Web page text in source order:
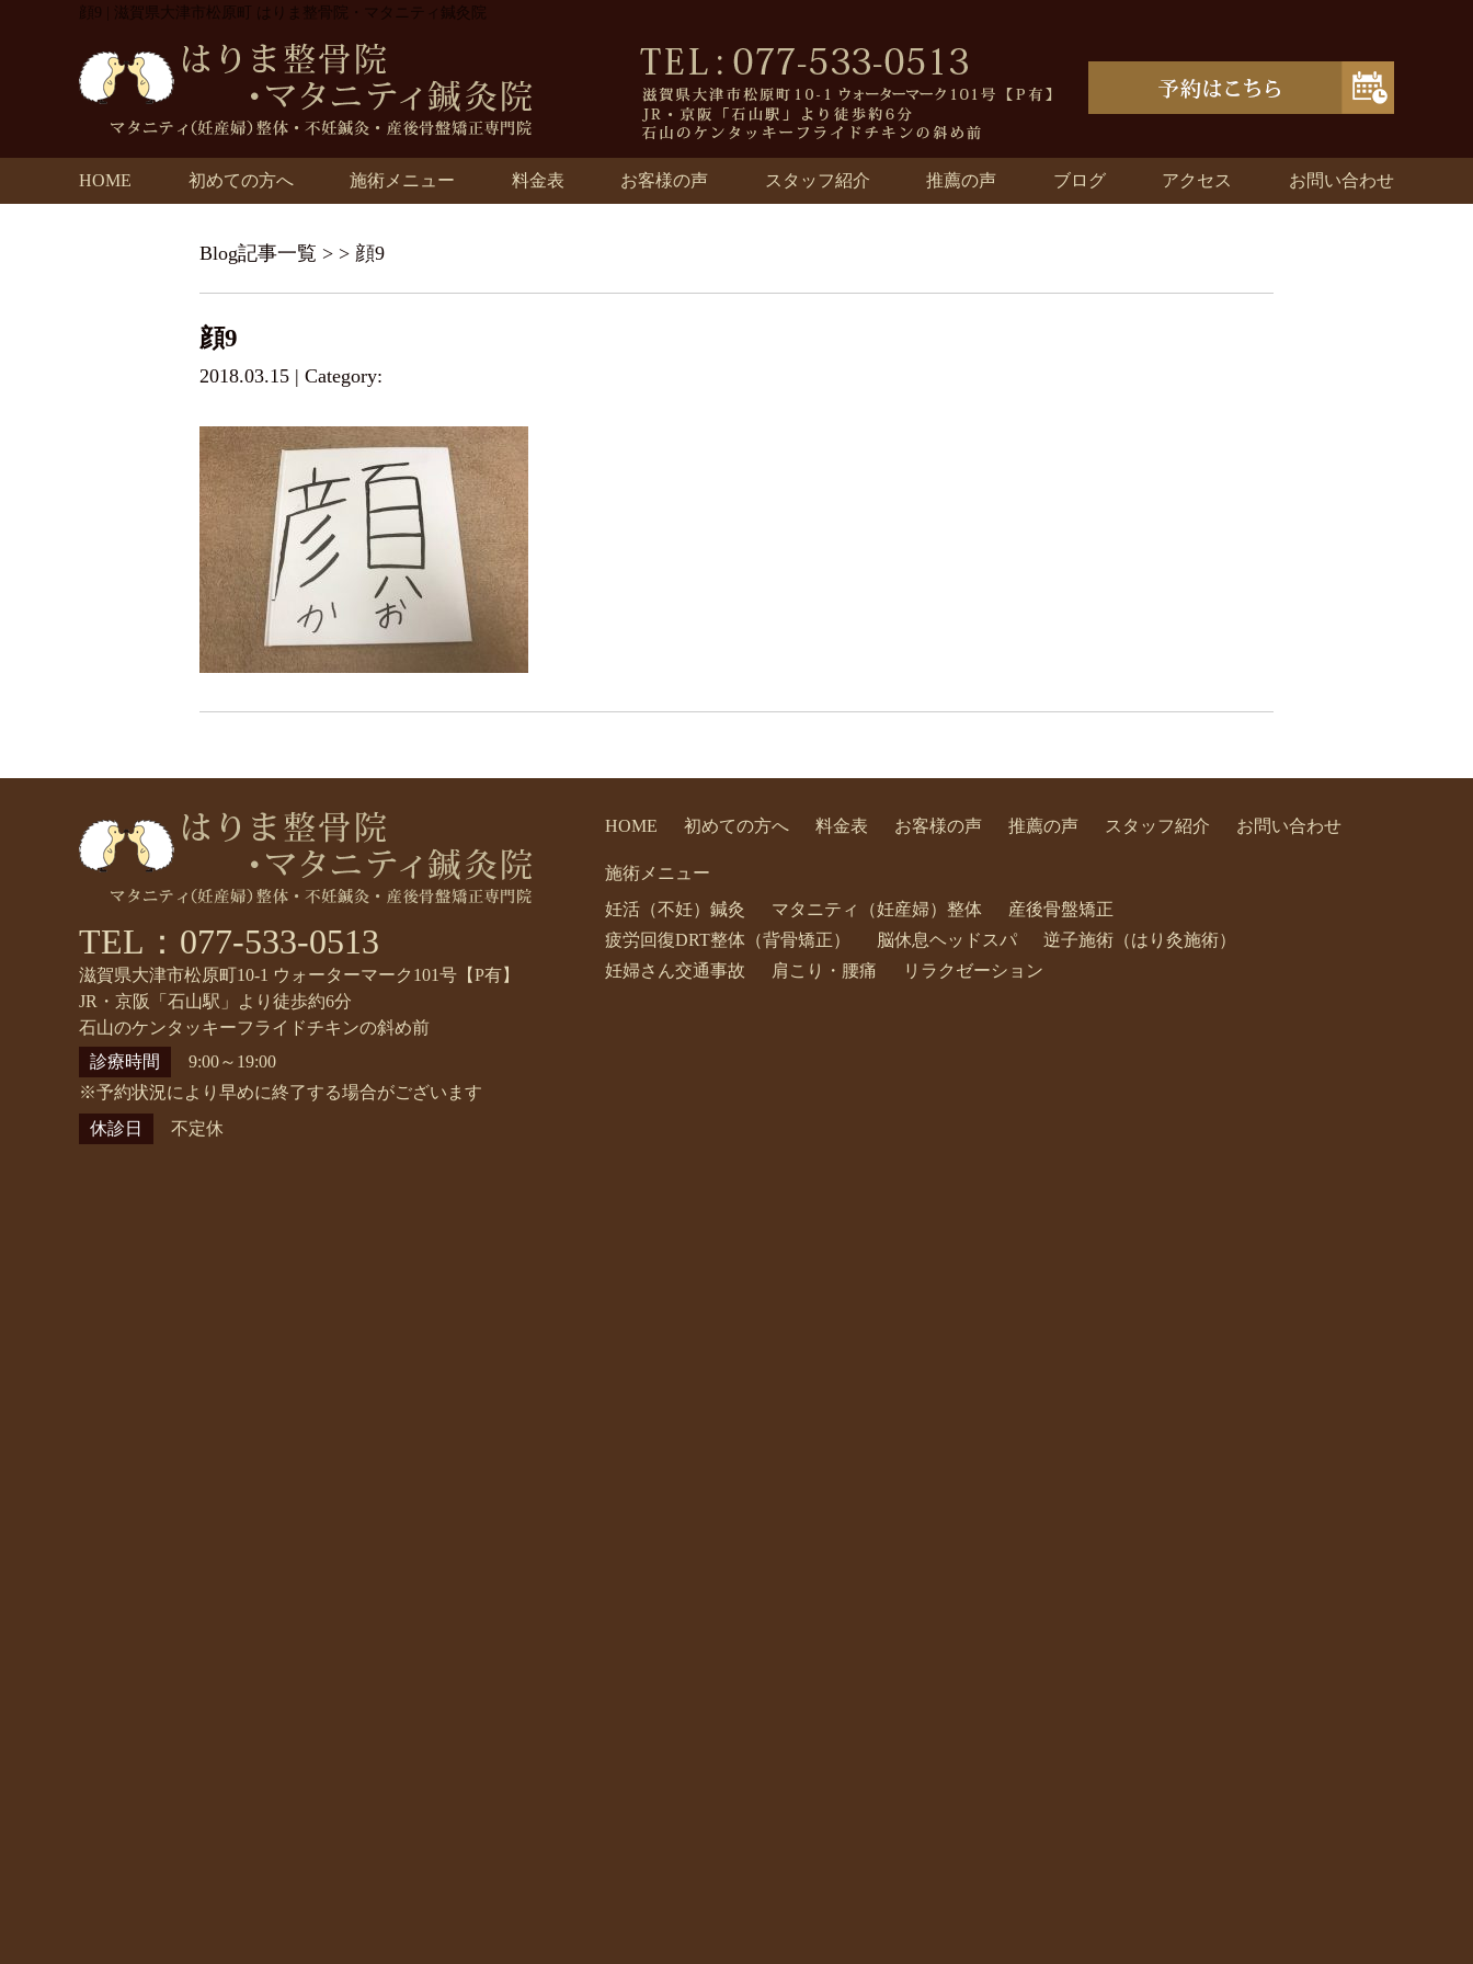
顔9 | 滋賀県大津市松原町 はりま整骨院・マタニティ鍼灸院
HOME 初めての方へ 施術メニュー 料金表 お客様の声 スタッフ紹介 推薦の声 ブログ アクセス お問い合わせ
Blog記事一覧 > > 顔9
顔9
2018.03.15 | Category:
TEL：077-533-0513
滋賀県大津市松原町10-1 ウォーターマーク101号【P有】
JR・京阪「石山駅」より徒歩約6分
石山のケンタッキーフライドチキンの斜め前
診療時間
9:00～19:00
※予約状況により早めに終了する場合がございます
休診日
不定休
HOME 初めての方へ 料金表 お客様の声 推薦の声 スタッフ紹介 お問い合わせ
施術メニュー
妊活（不妊）鍼灸
マタニティ（妊産婦）整体
産後骨盤矯正
疲労回復DRT整体（背骨矯正）
脳休息ヘッドスパ
逆子施術（はり灸施術）
妊婦さん交通事故
肩こり・腰痛 リラクゼーション